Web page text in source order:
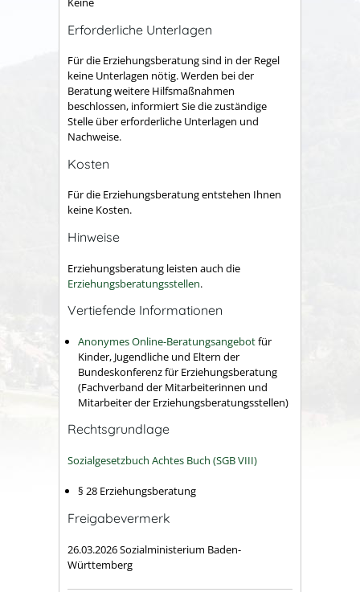
Erforderliche Unterlagen
Für die Erziehungsberatung sind in der Regel
keine Unterlagen nötig. Werden bei der
Beratung weitere Hilfsmaßnahmen
beschlossen, informiert Sie die zuständige
Stelle über erforderliche Unterlagen und
Nachweise.
Kosten
Für die Erziehungsberatung entstehen Ihnen
keine Kosten.
Hinweise
Erziehungsberatung leisten auch die
Erziehungsberatungsstellen.
Vertiefende Informationen
Anonymes Online-Beratungsangebotfür
Kinder, Jugendliche und Eltern der
Bundeskonferenz für Erziehungsberatung
(Fachverband der Mitarbeiterinnen und
Mitarbeiter der Erziehungsberatungsstellen)
Rechtsgrundlage
Sozialgesetzbuch Achtes Buch (SGB VIII)
§ 28 Erziehungsberatung
Freigabevermerk
26.03.2026 Sozialministerium Baden-
Württemberg